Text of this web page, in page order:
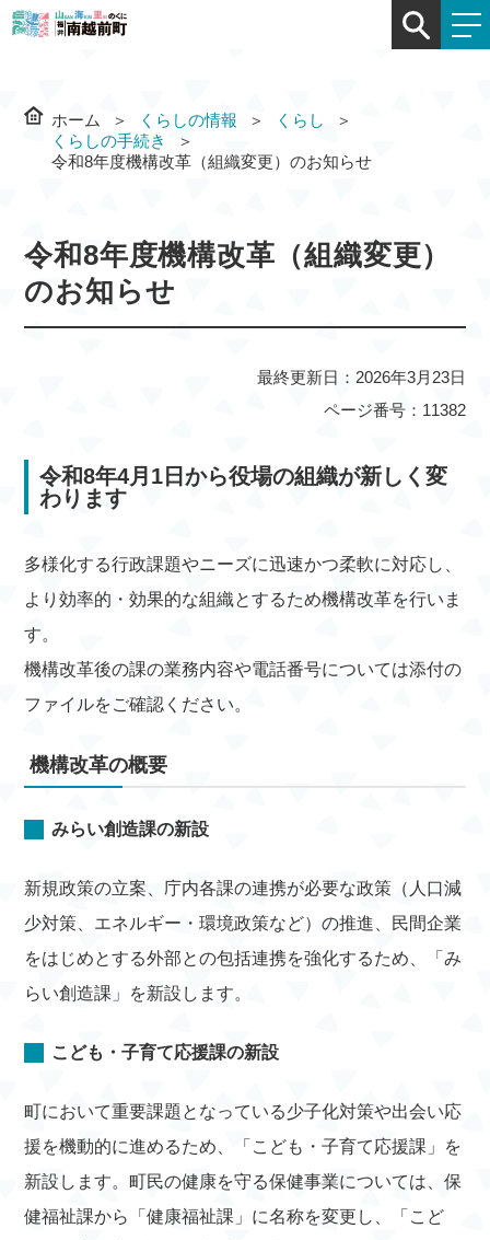
ホーム くらしの情報
くらし
くらしの手続き
令和8年度機構改革（組織変更）のお知らせ
令和8年度機構改革（組織変更）
のお知らせ
最終更新日：2026年3月23日
ページ番号：11382
令和8年4月1日から役場の組織が新しく変
わります
多様化する行政課題やニーズに迅速かつ柔軟に対応し、
より効率的・効果的な組織とするため機構改革を行いま
す。
機構改革後の課の業務内容や電話番号については添付の
ファイルをご確認ください。
機構改革の概要
みらい創造課の新設
新規政策の立案、庁内各課の連携が必要な政策（人口減
少対策、エネルギー・環境政策など）の推進、民間企業
をはじめとする外部との包括連携を強化するため、「み
らい創造課」を新設します。
こども・子育て応援課の新設
町において重要課題となっている少子化対策や出会い応
援を機動的に進めるため、「こども・子育て応援課」を
新設します。町民の健康を守る保健事業については、保
健福祉課から「健康福祉課」に名称を変更し、「こど